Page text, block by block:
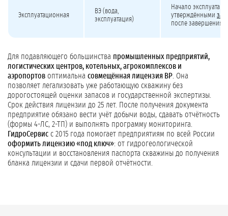
Эксплуатационная
ВЭ (вода,
эксплуатация)
Начало
утверждёнными
после завершения
Для подавляющего большинства промышленных предприятий,
логистических центров, котельных, агрокомплексов и
аэропортов оптимальна совмещённая лицензия ВР . Она
позволяет легализовать уже работающую скважину без
дорогостоящей оценки запасов и государственной экспертизы.
Срок действия лицензии до 25 лет. После получения документа
предприятие обязано вести учёт добычи воды, сдавать отчётность
(формы 4-ЛС, 2-ТП) и выполнять программу мониторинга.
ГидроСервис с 2015 года помогает предприятиям по всей России
оформить лицензию «под ключ»: от гидрогеологической
консультации и восстановления паспорта скважины до получения
бланка лицензии и сдачи первой отчётности.